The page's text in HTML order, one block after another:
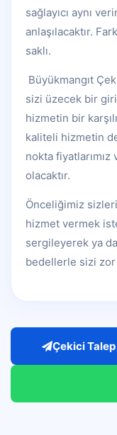
sağlayıcı aynı
anlaşılacaktır.
saklı.
Büyükmangıt
sizi üzecek bir
hizmetin bir
kaliteli hizmetin
nokta
olacaktır.
Önceliğimiz
hizmet vermek
sergileyerek ya
bedellerle sizi zor
Çekici Talep